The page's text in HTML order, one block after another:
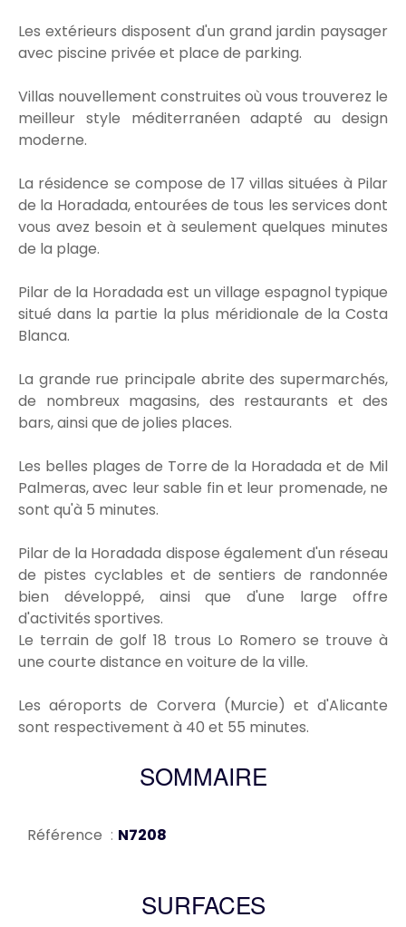
Les extérieurs disposent d'un grand jardin paysager
avec piscine privée et place de parking.
Villas nouvellement construites où vous trouverez le
meilleur style méditerranéen adapté au design
moderne.
La résidence se compose de 17 villas situées à Pilar
de la Horadada, entourées de tous les services dont
vous avez besoin et à seulement quelques minutes
de la plage.
Pilar de la Horadada est un village espagnol typique
situé dans la partie la plus méridionale de la Costa
Blanca.
La grande rue principale abrite des supermarchés,
de nombreux magasins, des restaurants et des
bars, ainsi que de jolies places.
Les belles plages de Torre de la Horadada et de Mil
Palmeras, avec leur sable fin et leur promenade, ne
sont qu'à 5 minutes.
Pilar de la Horadada dispose également d'un réseau
de pistes cyclables et de sentiers de randonnée
bien développé, ainsi que d'une large offre
d'activités sportives.
Le terrain de golf 18 trous Lo Romero se trouve à
une courte distance en voiture de la ville.
Les aéroports de Corvera (Murcie) et d'Alicante
sont respectivement à 40 et 55 minutes.
SOMMAIRE
Référence N7208
SURFACES